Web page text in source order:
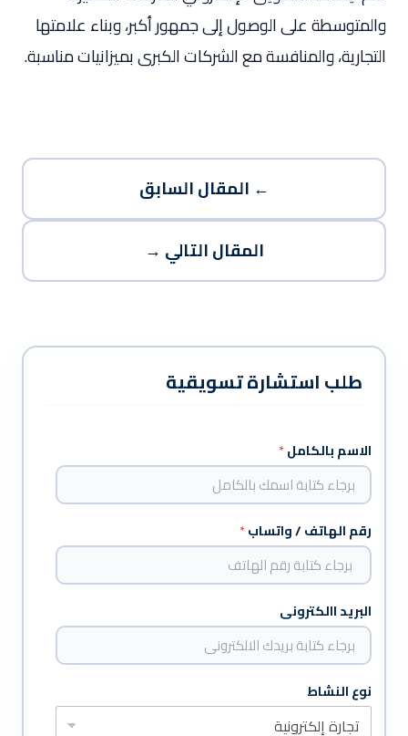
والمتوسطة على الوصول إلى جمهور أكبر، وبناء علامتها
التجارية، والمنافسة مع الشركات الكبرى بميزانيات مناسبة.
← المقال السابق
المقال التالي →
طلب استشارة تسويقية
الاسم بالكامل*
رقم الهاتف / واتساب*
البريد االكترونى
نوع النشاط